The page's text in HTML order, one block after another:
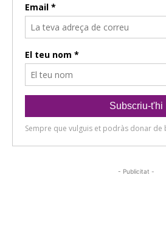
- Publicitat -